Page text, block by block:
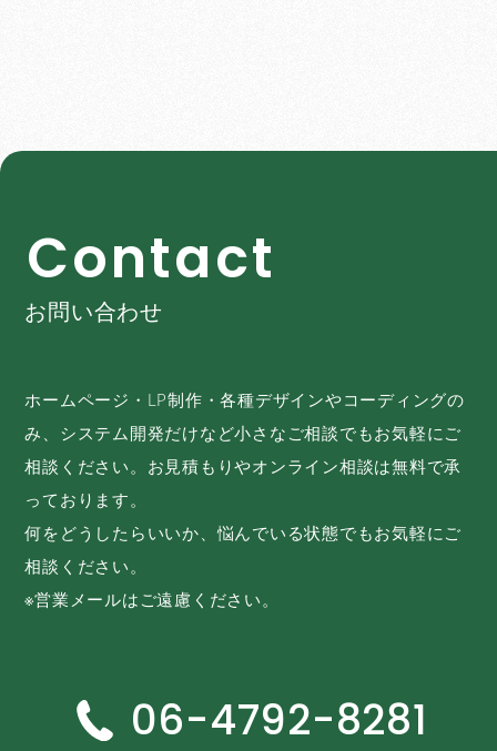
Contact
お問い合わせ
ホームページ・LP制作・各種デザインやコーディングの
み、システム開発だけなど小さなご相談でもお気軽にご
相談ください。お見積もりやオンライン相談は無料で承
っております。
何をどうしたらいいか、悩んでいる状態でもお気軽にご
相談ください。
※営業メールはご遠慮ください。
06-4792-8281